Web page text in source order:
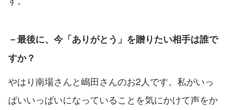
－最後に、今「ありがとう」を贈りたい相手は誰で
すか？
やはり南場さんと嶋田さんのお2人です。私がいっ
ぱいいっぱいになっていることを気にかけて声をか